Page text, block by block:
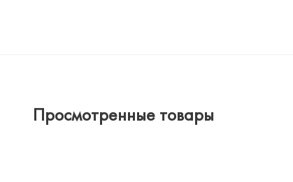
Просмотренные товары